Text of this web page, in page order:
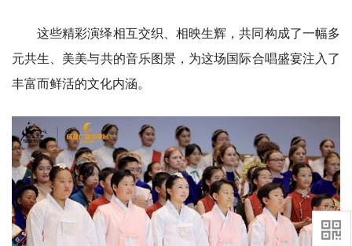
这些精彩演绎相互交织、相映生辉，共同构成了一幅多
元共生、美美与共的音乐图景，为这场国际合唱盛宴注入了
丰富而鲜活的文化内涵。